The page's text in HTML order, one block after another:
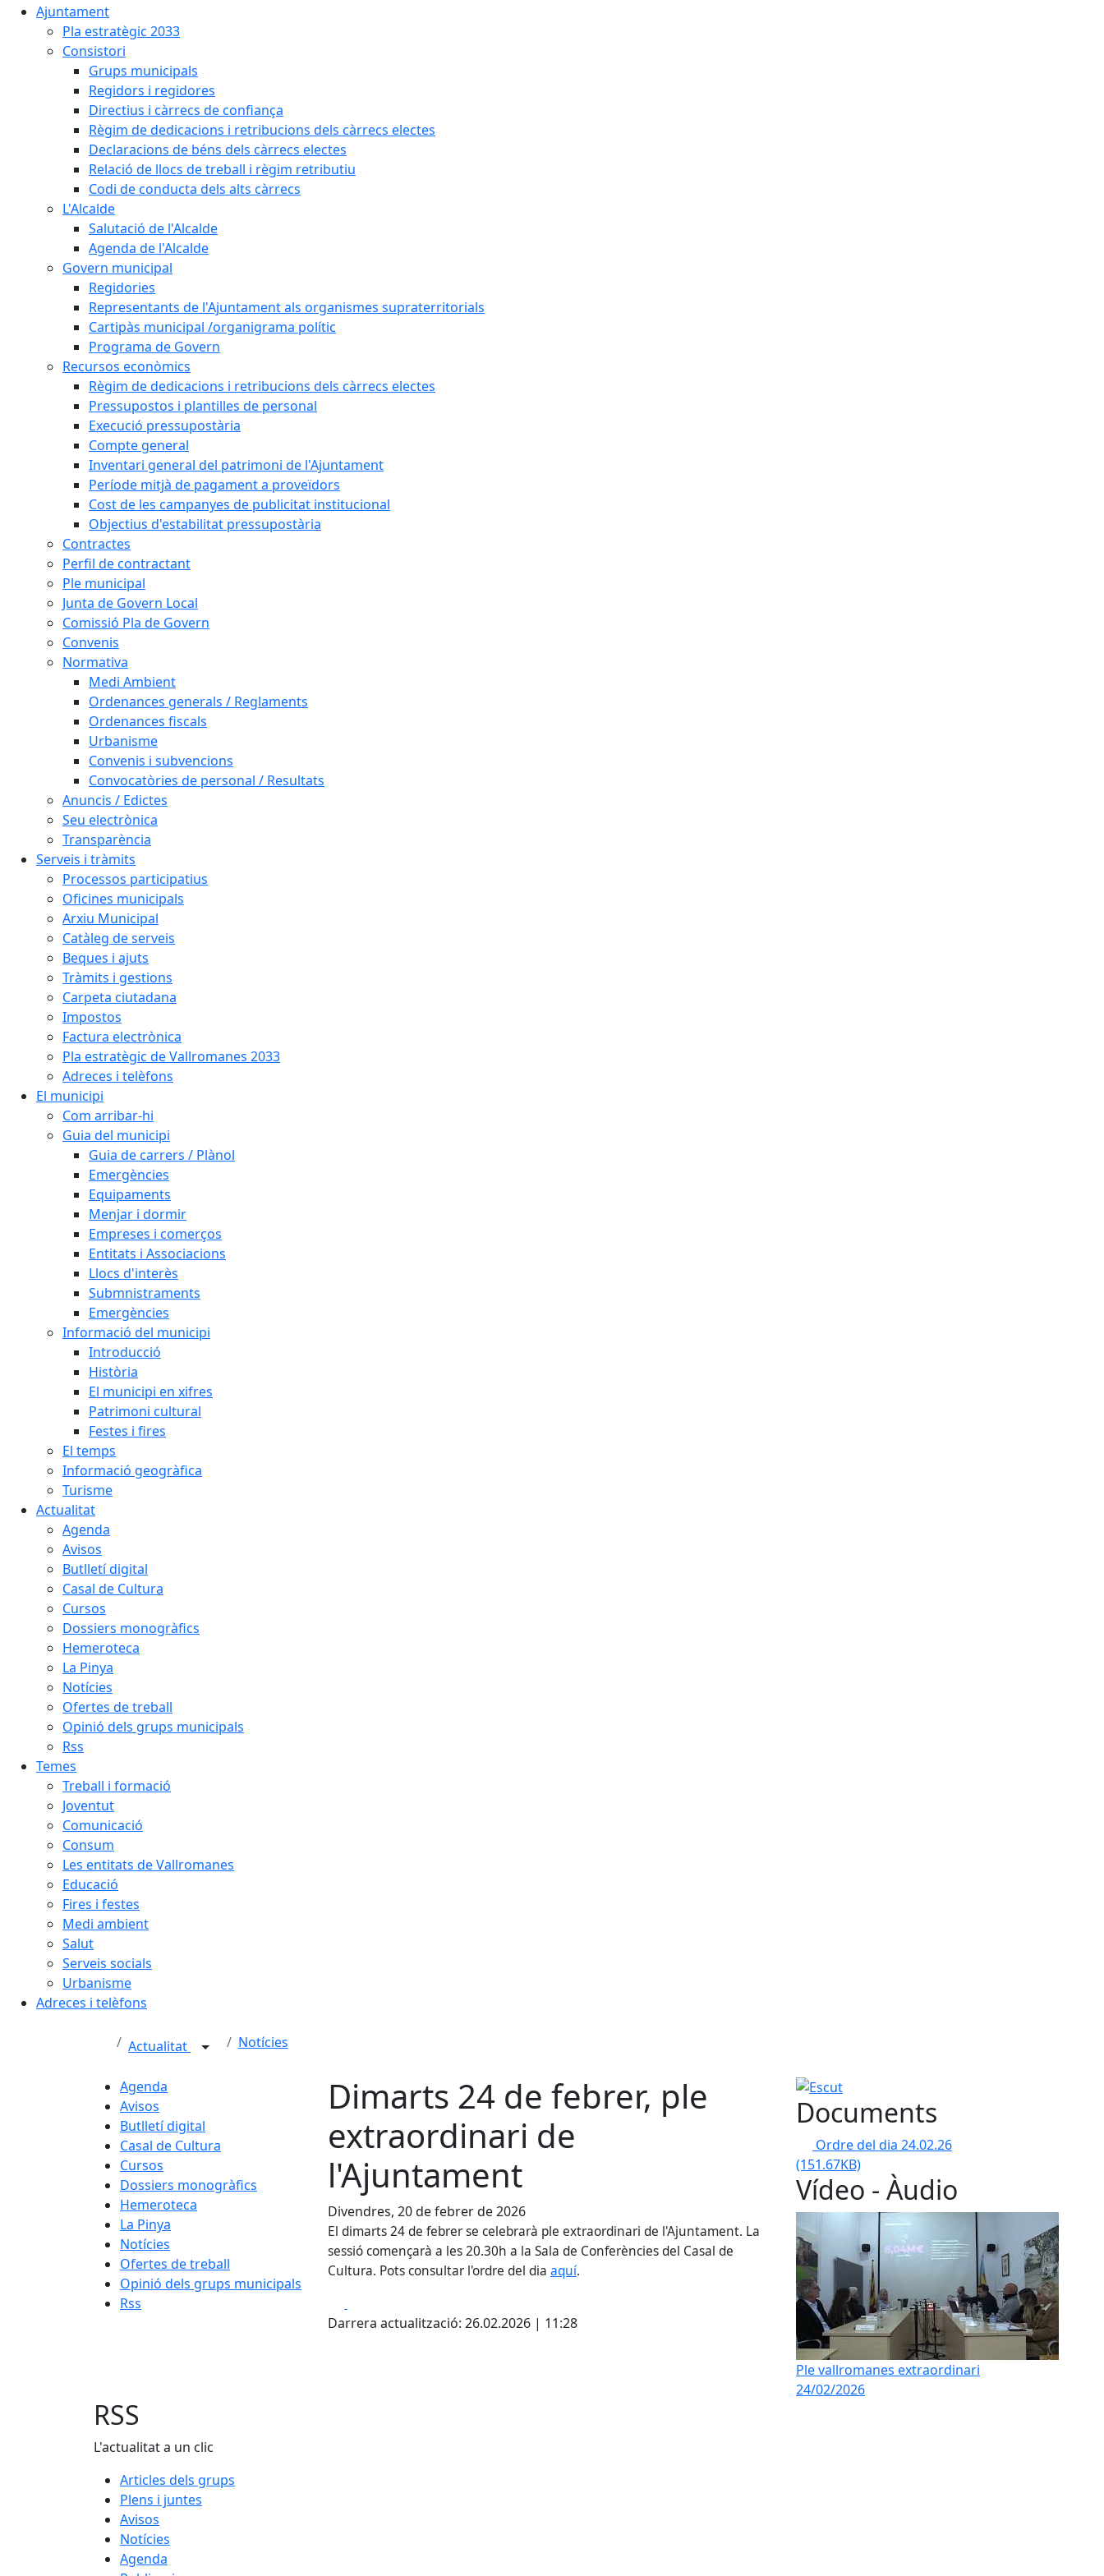
Ajuntament
Pla estratègic 2033
Consistori
Grups municipals
Regidors i regidores
Directius i càrrecs de confiança
Règim de dedicacions i retribucions dels càrrecs electes
Declaracions de béns dels càrrecs electes
Relació de llocs de treball i règim retributiu
Codi de conducta dels alts càrrecs
L'Alcalde
Salutació de l'Alcalde
Agenda de l'Alcalde
Govern municipal
Regidories
Representants de l'Ajuntament als organismes supraterritorials
Cartipàs municipal /organigrama polític
Programa de Govern
Recursos econòmics
Règim de dedicacions i retribucions dels càrrecs electes
Pressupostos i plantilles de personal
Execució pressupostària
Compte general
Inventari general del patrimoni de l'Ajuntament
Període mitjà de pagament a proveïdors
Cost de les campanyes de publicitat institucional
Objectius d'estabilitat pressupostària
Contractes
Perfil de contractant
Ple municipal
Junta de Govern Local
Comissió Pla de Govern
Convenis
Normativa
Medi Ambient
Ordenances generals / Reglaments
Ordenances fiscals
Urbanisme
Convenis i subvencions
Convocatòries de personal / Resultats
Anuncis / Edictes
Seu electrònica
Transparència
Serveis i tràmits
Processos participatius
Oficines municipals
Arxiu Municipal
Catàleg de serveis
Beques i ajuts
Tràmits i gestions
Carpeta ciutadana
Impostos
Factura electrònica
Pla estratègic de Vallromanes 2033
Adreces i telèfons
El municipi
Com arribar-hi
Guia del municipi
Guia de carrers / Plànol
Emergències
Equipaments
Menjar i dormir
Empreses i comerços
Entitats i Associacions
Llocs d'interès
Submnistraments
Emergències
Informació del municipi
Introducció
Història
El municipi en xifres
Patrimoni cultural
Festes i fires
El temps
Informació geogràfica
Turisme
Actualitat
Agenda
Avisos
Butlletí digital
Casal de Cultura
Cursos
Dossiers monogràfics
Hemeroteca
La Pinya
Notícies
Ofertes de treball
Opinió dels grups municipals
Rss
Temes
Treball i formació
Joventut
Comunicació
Consum
Les entitats de Vallromanes
Educació
Fires i festes
Medi ambient
Salut
Serveis socials
Urbanisme
Adreces i telèfons
Actualitat Notícies
Agenda
Avisos
Butlletí digital
Casal de Cultura
Cursos
Dossiers monogràfics
Hemeroteca
La Pinya
Notícies
Ofertes de treball
Opinió dels grups municipals
Rss
Dimarts 24 de febrer, ple
extraordinari de
l'Ajuntament
Divendres, 20 de febrer de 2026
El dimarts 24 de febrer se celebrarà ple extraordinari de l'Ajuntament. La
sessió començarà a les 20.30h a la Sala de Conferències del Casal de
Cultura. Pots consultar l'ordre del dia aquí.
Darrera actualització: 26.02.2026 | 11:28
Escut
Documents
Ordre del dia 24.02.26
(151.67KB)
Vídeo - Àudio
Ple vallromanes extraordinari
24/02/2026
RSS
L'actualitat a un clic
Articles dels grups
Plens i juntes
Avisos
Notícies
Agenda